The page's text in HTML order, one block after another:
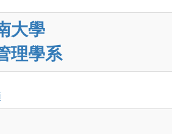
大學
理學系